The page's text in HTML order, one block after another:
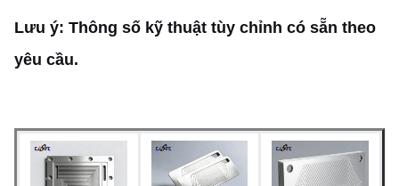
Dung sai kích thước ±0,03 mm (Độ đồng đều)
Hoàn thiện bề mặt
lý bề mặt tùy chỉnh
Lưu ý: Thông số kỹ thuật tùy chỉnh có sẵn theo
yêu cầu.